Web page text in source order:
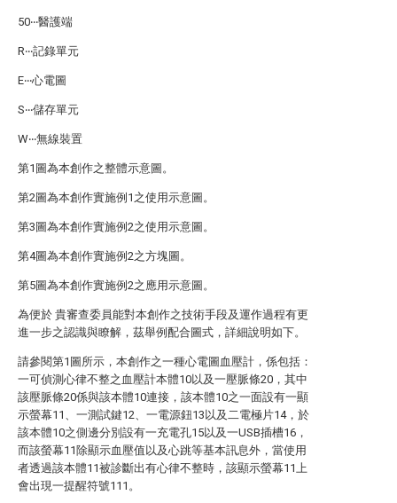
50‧‧‧醫護端
R‧‧‧記錄單元
E‧‧‧心電圖
S‧‧‧儲存單元
W‧‧‧無線裝置
第1圖為本創作之整體示意圖。
第2圖為本創作實施例1之使用示意圖。
第3圖為本創作實施例2之使用示意圖。
第4圖為本創作實施例2之方塊圖。
第5圖為本創作實施例2之應用示意圖。
為便於 貴審查委員能對本創作之技術手段及運作過程有更
進一步之認識與瞭解，茲舉例配合圖式，詳細說明如下。
請參閱第1圖所示，本創作之一種心電圖血壓計，係包括：
一可偵測心律不整之血壓計本體10以及一壓脈條20，其中
該壓脈條20係與該本體10連接，該本體10之一面設有一顯
示螢幕11、一測試鍵12、一電源鈕13以及二電極片14，於
該本體10之側邊分別設有一充電孔15以及一USB插槽16，
而該螢幕11除顯示血壓值以及心跳等基本訊息外，當使用
者透過該本體11被診斷出有心律不整時，該顯示螢幕11上
會出現一提醒符號111。